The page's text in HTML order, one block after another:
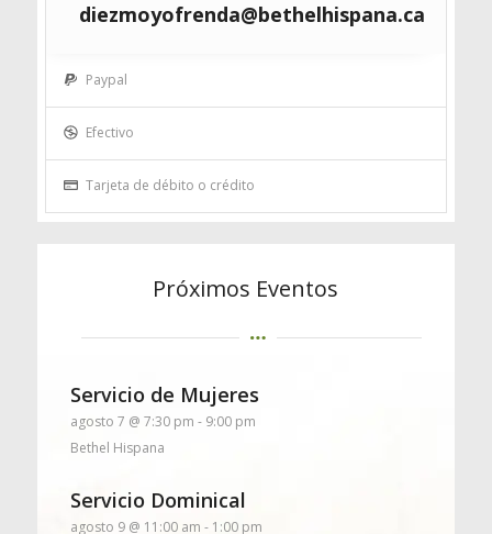
diezmoyofrenda@bethelhispana.ca
Paypal
Efectivo
Tarjeta de débito o crédito
Próximos Eventos
Servicio de Mujeres
agosto 7 @ 7:30 pm - 9:00 pm
Bethel Hispana
Servicio Dominical
agosto 9 @ 11:00 am - 1:00 pm